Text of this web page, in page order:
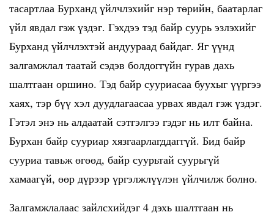
тасартлаа Бурханд үйлчлэхийг нэр төрийн, баатарлаг
үйл явдал гэж үздэг. Гэхдээ тэд байр суурь эзлэхийг
Бурханд үйлчлэхтэй андуураад байдаг. Яг үүнд
залгамжлал таатай сэдэв болдоггүйн гурав дахь
шалтгаан оршино. Тэд байр сууриасаа буухыг үүргээ
хаях, тэр бүү хэл дуудлагаасаа урвах явдал гэж үздэг.
Гэтэл энэ нь алдаатай сэтгэлгээ гэдэг нь илт байна.
Бурхан байр сууриар хязгаарлагддаггүй. Бид байр
сууриа тавьж өгөөд, байр суурьтай суурьгүй
хамаагүй, өөр дүрээр үргэлжлүүлэн үйлчилж болно.
Залгамжлалаас зайлсхийдэг 4 дэхь шалтгаан нь